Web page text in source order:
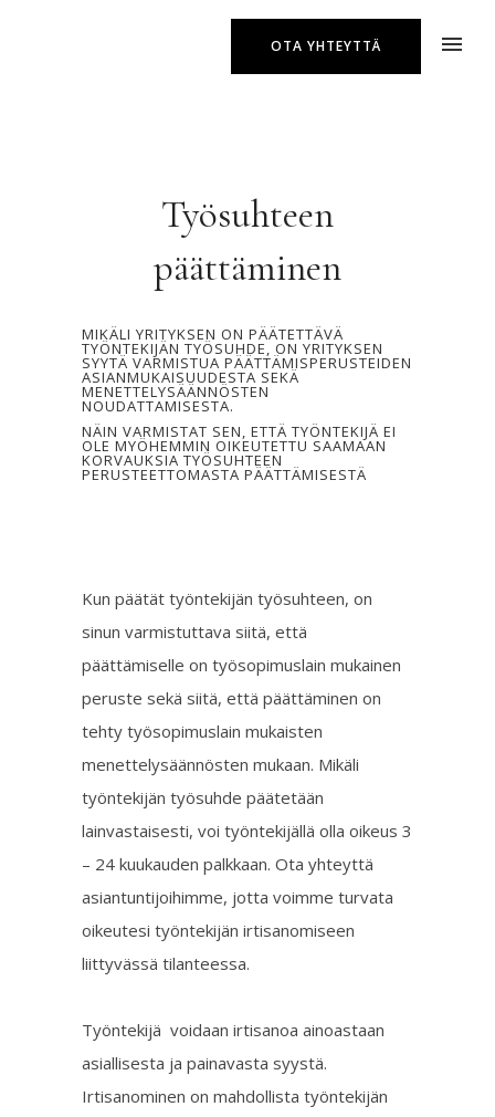
OTA YHTEYTTÄ
Työsuhteen
päättäminen
MIKÄLI YRITYKSEN ON PÄÄTETTÄVÄ
TYÖNTEKIJÄN TYÖSUHDE, ON YRITYKSEN
SYYTÄ VARMISTUA PÄÄTTÄMISPERUSTEIDEN
ASIANMUKAISUUDESTA SEKÄ
MENETTELYSÄÄNNÖSTEN
NOUDATTAMISESTA.
NÄIN VARMISTAT SEN, ETTÄ TYÖNTEKIJÄ EI
OLE MYÖHEMMIN OIKEUTETTU SAAMAAN
KORVAUKSIA TYÖSUHTEEN
PERUSTEETTOMASTA PÄÄTTÄMISESTÄ
Kun päätät työntekijän työsuhteen, on
sinun varmistuttava siitä, että
päättämiselle on työsopimuslain mukainen
peruste sekä siitä, että päättäminen on
tehty työsopimuslain mukaisten
menettelysäännösten mukaan. Mikäli
työntekijän työsuhde päätetään
lainvastaisesti, voi työntekijällä olla oikeus 3
– 24 kuukauden palkkaan. Ota yhteyttä
asiantuntijoihimme, jotta voimme turvata
oikeutesi työntekijän irtisanomiseen
liittyvässä tilanteessa.
Työntekijä voidaan irtisanoa ainoastaan
asiallisesta ja painavasta syystä.
Irtisanominen on mahdollista työntekijän